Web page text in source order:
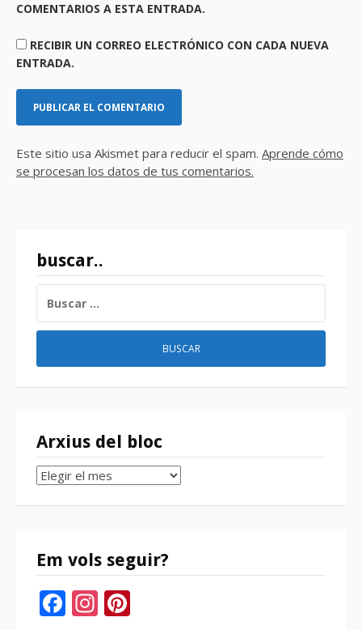
COMENTARIOS A ESTA ENTRADA.
RECIBIR UN CORREO ELECTRÓNICO CON CADA NUEVA
ENTRADA.
Este sitio usa Akismet para reducir el spam. Aprende cómo
se procesan los datos de tus comentarios.
buscar..
Arxius del bloc
Arxius
bloc
Em vols seguir?
Facebook
Instagram